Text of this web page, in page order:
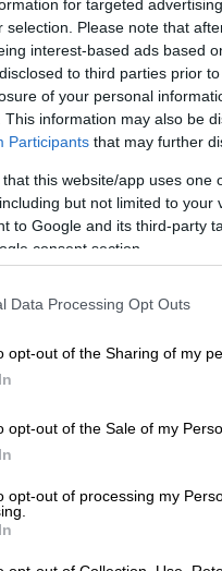
for targeted
selection. Please note that
interest-based ads based
to third parties prior
of your personal
This information may also be
Participants that may further
that this website/app uses
but not limited to
to Google and its third-party
consent section.
Data Processing Opt Outs
opt-out of the Sharing of my
opt-out of the Sale of my
opt-out of processing my
Ιδρύματος «
έκανε λόγο για τo
τον κ.
παράδειγμά» του
της χώρας τα
της
ψηφιακής
υπουργό
την χώρα. «Αξίζει
αναφέρθηκε
με αυτή που
την περίοδο
του
σκέψη και
χώρα μπορεί να
της ζητά αυτές
από εσάς, να
να